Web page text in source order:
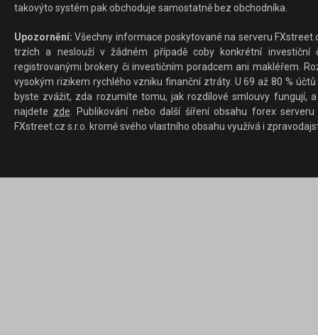
takovýto systém pak obchoduje samostatně bez obchodníka.
Upozornění: Všechny informace poskytované na serveru
trzích a neslouží v žádném případě coby konkrétní investiční
registrovanými brokery či investičním poradcem ani makléřem.
vysokým rizikem rychlého vzniku finanční ztráty. U 69 až 80 %
byste zvážit, zda rozumíte tomu, jak rozdílové smlouvy fungují,
najdete zde. Publikování nebo další šíření obsahu forex
FXstreet.cz s.r.o. kromě svého vlastního obsahu využívá i